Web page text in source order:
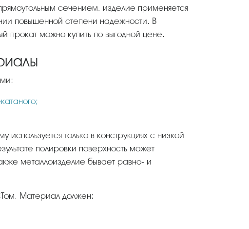
сечением, изделие применяется
повышенной степени надежности. В
можно купить по выгодной цене.
полировки поверхность может
металлоизделие бывает равно- и
Материал должен: